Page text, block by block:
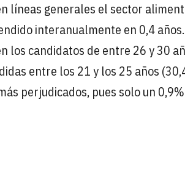
líneas generales el sector
interanualmente en 0,4
los candidatos de entre 26 y 30
entre los 21 y los 25 años
perjudicados, pues solo un